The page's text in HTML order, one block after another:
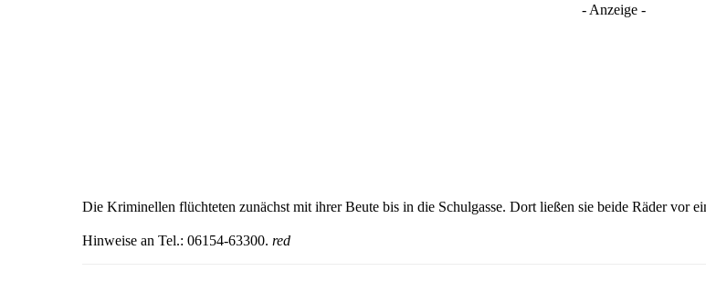
- Anzeige -
Die Kriminellen flüchteten zunächst mit ihrer Beute bis in die Schulgasse. Dort ließen sie beide Räder vor
Hinweise an Tel.: 06154-63300. red